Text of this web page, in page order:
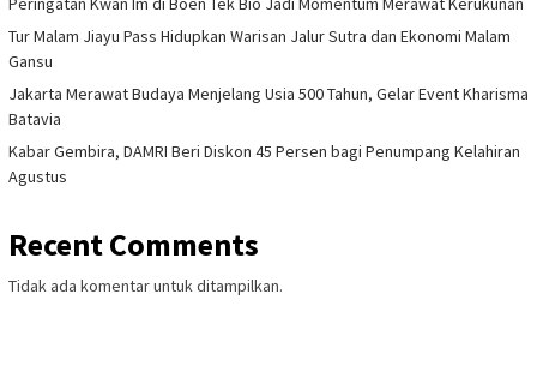
Tur Malam Jiayu Pass Hidupkan Warisan Jalur Sutra dan Ekonomi Malam
Gansu
Jakarta Merawat Budaya Menjelang Usia 500 Tahun, Gelar Event Kharisma
Batavia
Kabar Gembira, DAMRI Beri Diskon 45 Persen bagi Penumpang Kelahiran
Agustus
Recent Comments
Tidak ada komentar untuk ditampilkan.